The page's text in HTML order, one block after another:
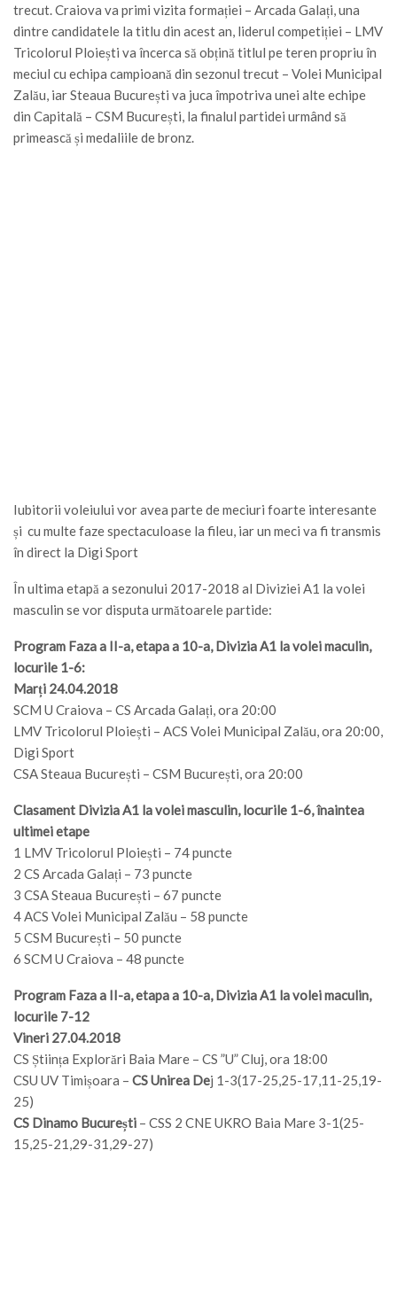
trecut. Craiova va primi vizita formației – Arcada Galați, una
dintre candidatele la titlu din acest an, liderul competiției – LMV
Tricolorul Ploiești va încerca să obțină titlul pe teren propriu în
meciul cu echipa campioană din sezonul trecut – Volei Municipal
Zalău, iar Steaua București va juca împotriva unei alte echipe
din Capitală – CSM București, la finalul partidei urmând să
primească și medaliile de bronz.
Iubitorii voleiului vor avea parte de meciuri foarte interesante
și cu multe faze spectaculoase la fileu, iar un meci va fi transmis
în direct la Digi Sport
În ultima etapă a sezonului 2017-2018 al Diviziei A1 la volei
masculin se vor disputa următoarele partide:
Program Faza a II-a, etapa a 10-a, Divizia A1 la volei maculin,
locurile 1-6:
Marți 24.04.2018
SCM U Craiova – CS Arcada Galați, ora 20:00
LMV Tricolorul Ploiești – ACS Volei Municipal Zalău, ora 20:00,
Digi Sport
CSA Steaua București – CSM București, ora 20:00
Clasament Divizia A1 la volei masculin, locurile 1-6, înaintea
ultimei etape
1 LMV Tricolorul Ploiești – 74 puncte
2 CS Arcada Galați – 73 puncte
3 CSA Steaua București – 67 puncte
4 ACS Volei Municipal Zalău – 58 puncte
5 CSM București – 50 puncte
6 SCM U Craiova – 48 puncte
Program Faza a II-a, etapa a 10-a, Divizia A1 la volei maculin,
locurile 7-12
Vineri 27.04.2018
CS Știința Explorări Baia Mare – CS ”U” Cluj, ora 18:00
CSU UV Timișoara – CS Unirea Dej 1-3(17-25,25-17,11-25,19-
25)
CS Dinamo București – CSS 2 CNE UKRO Baia Mare 3-1(25-
15,25-21,29-31,29-27)